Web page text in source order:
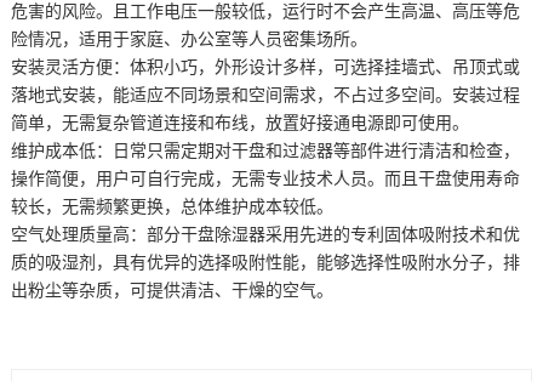
危害的风险。且工作电压一般较低，运行时不会产生高温、高压等危
险情况，适用于家庭、办公室等人员密集场所。
安装灵活方便：体积小巧，外形设计多样，可选择挂墙式、吊顶式或
落地式安装，能适应不同场景和空间需求，不占过多空间。安装过程
简单，无需复杂管道连接和布线，放置好接通电源即可使用。
维护成本低：日常只需定期对干盘和过滤器等部件进行清洁和检查，
操作简便，用户可自行完成，无需专业技术人员。而且干盘使用寿命
较长，无需频繁更换，总体维护成本较低。
空气处理质量高：部分干盘除湿器采用先进的专利固体吸附技术和优
质的吸湿剂，具有优异的选择吸附性能，能够选择性吸附水分子，排
出粉尘等杂质，可提供清洁、干燥的空气。